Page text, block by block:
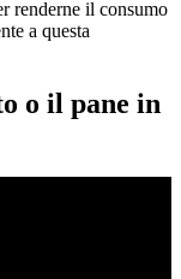
renderne il consumo
a questa
o il pane in